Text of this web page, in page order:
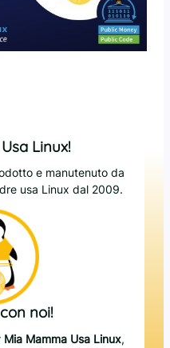
Linux!
e manutenuto da
usa Linux dal 2009.
noi!
Mia Mamma Usa Linux,